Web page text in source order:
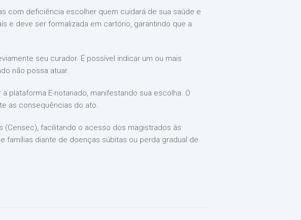
com deficiência escolher quem cuidará de sua saúde e
e deve ser formalizada em cartório, garantindo que a
seu curador. É possível indicar um ou mais
não possa atuar.
plataforma E-notariado, manifestando sua escolha. O
as consequências do ato.
(Censec), facilitando o acesso dos magistrados às
famílias diante de doenças súbitas ou perda gradual de